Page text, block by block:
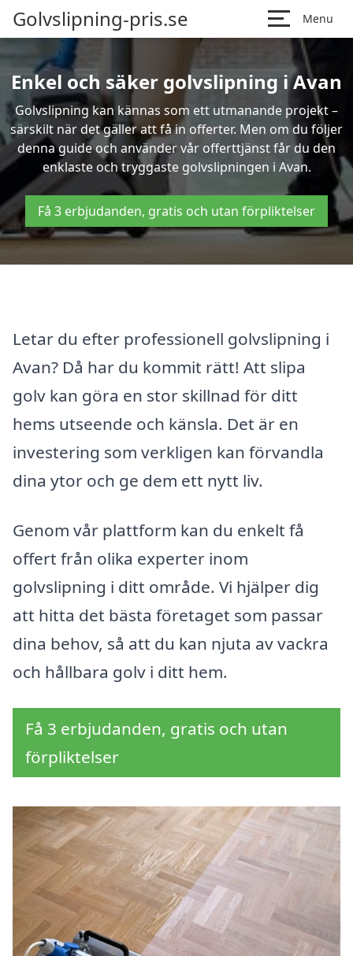
Golvslipning-pris.se Menu
Enkel och säker golvslipning i Avan
Golvslipning kan kännas som ett utmanande projekt –
särskilt när det gäller att få in offerter. Men om du följer
denna guide och använder vår offerttjänst får du den
enklaste och tryggaste golvslipningen i Avan.
Få 3 erbjudanden, gratis och utan förpliktelser
Letar du efter professionell golvslipning i
Avan? Då har du kommit rätt! Att slipa
golv kan göra en stor skillnad för ditt
hems utseende och känsla. Det är en
investering som verkligen kan förvandla
dina ytor och ge dem ett nytt liv.
Genom vår plattform kan du enkelt få
offert från olika experter inom
golvslipning i ditt område. Vi hjälper dig
att hitta det bästa företaget som passar
dina behov, så att du kan njuta av vackra
och hållbara golv i ditt hem.
Få 3 erbjudanden, gratis och utan
förpliktelser